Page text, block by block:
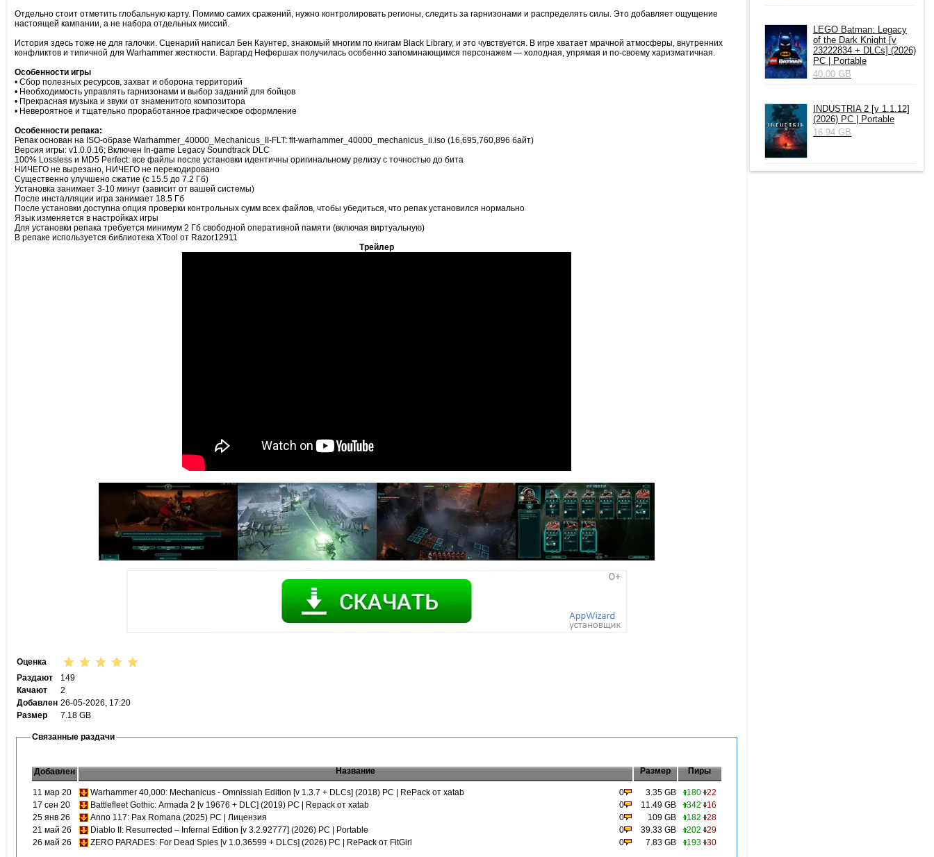
Отдельно стоит отметить глобальную карту. Помимо самих сражений, нужно контролировать регионы, следить за гарнизонами и распределять силы. Это добавляет ощущение
настоящей кампании, а не набора отдельных миссий.
История здесь тоже не для галочки. Сценарий написал Бен Каунтер, знакомый многим по книгам Black Library, и это чувствуется. В игре хватает мрачной атмосферы, внутренних
конфликтов и типичной для Warhammer жесткости. Варгард Нефершах получилась особенно запоминающимся персонажем — холодная, упрямая и по-своему харизматичная.
Особенности игры
• Сбор полезных ресурсов, захват и оборона территорий
• Необходимость управлять гарнизонами и выбор заданий для бойцов
• Прекрасная музыка и звуки от знаменитого композитора
• Невероятное и тщательно проработанное графическое оформление
Особенности репака:
Репак основан на ISO-образе Warhammer_40000_Mechanicus_II-FLT: flt-warhammer_40000_mechanicus_ii.iso (16,695,760,896 байт)
Версия игры: v1.0.0.16; Включен In-game Legacy Soundtrack DLC
100% Lossless и MD5 Perfect: все файлы после установки идентичны оригинальному релизу с точностью до бита
НИЧЕГО не вырезано, НИЧЕГО не перекодировано
Существенно улучшено сжатие (с 15.5 до 7.2 Гб)
Установка занимает 3-10 минут (зависит от вашей системы)
После инсталляции игра занимает 18.5 Гб
После установки доступна опция проверки контрольных сумм всех файлов, чтобы убедиться, что репак установился нормально
Язык изменяется в настройках игры
Для установки репака требуется минимум 2 Гб свободной оперативной памяти (включая виртуальную)
В репаке используется библиотека XTool от Razor12911
Трейлер
Оценка
Раздают
149
Качают
2
Добавлен 26-05-2026, 17:20
Размер
7.18 GB
Связанные раздачи
Добавлен Название Размер Пиры
11 мар 20 Warhammer 40,000: Mechanicus - Omnissiah Edition [v 1.3.7 + DLCs] (2018) PC | RePack от xatab 0 3.35 GB 180 22
17 сен 20
Battlefleet Gothic: Armada 2 [v 19676 + DLC] (2019) PC | Repack от xatab 0 11.49 GB 342
16
25 янв 26
Anno 117: Pax Romana (2025) PC | Лицензия 0 109 GB 182
28
21 май 26
Diablo II: Resurrected – Infernal Edition [v 3.2.92777] (2026) PC | Portable 0 39.33 GB 202
29
26 май 26
ZERO PARADES: For Dead Spies [v 1.0.36599 + DLCs] (2026) PC | RePack от FitGirl 0 7.83 GB 193 30
LEGO Batman: Legacy
of the Dark Knight [v
23222834 + DLCs] (2026)
PC | Portable
40.00 GB
INDUSTRIA 2 [v 1.1.12]
(2026) РС | Portable
16.94 GB